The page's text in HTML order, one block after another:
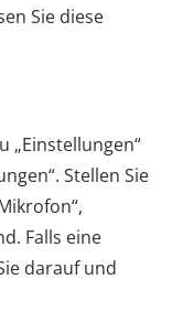
Sie diese
„Einstellungen“
Stellen Sie
Falls eine
darauf und